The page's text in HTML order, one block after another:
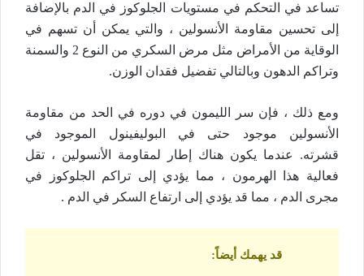
تساعد في التحكم في مستويات الجلوكوز في الدم بالإضافة
إلى تحسين مقاومة الأنسولين ، والتي يمكن أن تسهم في
الوقاية من الأمراض مثل مرض السكري من النوع 2 والسمنة
وتراكم الدهون وبالتالي تفضيل فقدان الوزن.
ومع ذلك ، فإن سر الليمون في دوره في الحد من مقاومة
الأنسولين موجود حتى في البوليفينول الموجود في
قشرته. عندما يكون هناك إطار لمقاومة الأنسولين ، تقل
فعالية هذا الهرمون ، مما يؤدي إلى تراكم الجلوكوز في
مجرى الدم ، مما قد يؤدي إلى ارتفاع السكر في الدم .
قد يهمك أيضاً: